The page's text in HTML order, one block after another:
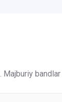
Majburiy bandlar